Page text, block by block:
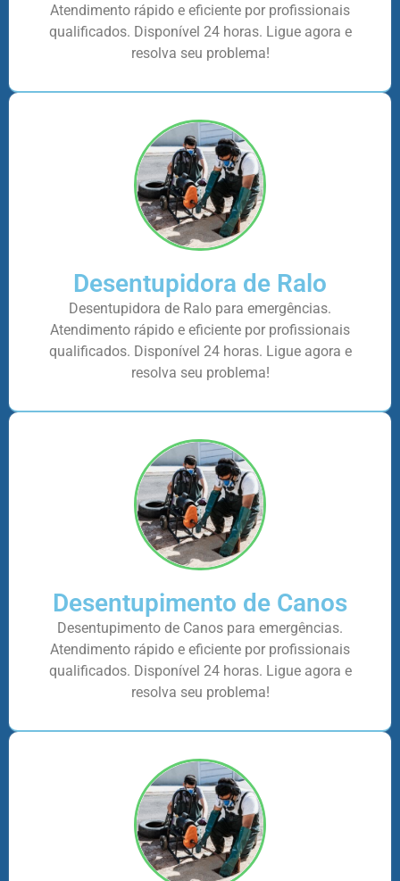
Atendimento rápido e eficiente por profissionais
qualificados. Disponível 24 horas. Ligue agora e
resolva seu problema!
Desentupidora de Ralo
Desentupidora de Ralo para emergências.
Atendimento rápido e eficiente por profissionais
qualificados. Disponível 24 horas. Ligue agora e
resolva seu problema!
Desentupimento de Canos
Desentupimento de Canos para emergências.
Atendimento rápido e eficiente por profissionais
qualificados. Disponível 24 horas. Ligue agora e
resolva seu problema!